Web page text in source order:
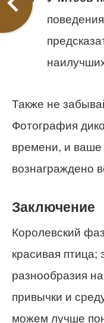
Также не
Фотография
времени, и ваше
вознаграждено
Заключение
Королевский
красивая птица;
разнообразия
привычки и
можем лучше